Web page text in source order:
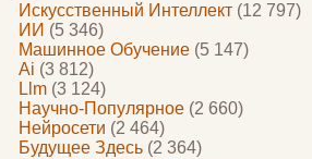
Искусственный Интеллект (12 797)
ИИ (5 346)
Машинное Обучение (5 147)
Ai (3 812)
Llm (3 124)
Научно-Популярное (2 660)
Нейросети (2 464)
Будущее Здесь (2 364)